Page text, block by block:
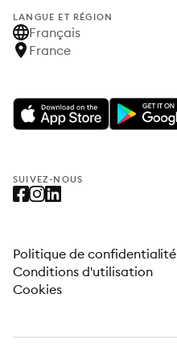
LANGUE ET RÉGION
Français
France
SUIVEZ-NOUS
Politique de confidentialité
Conditions d'utilisation
Cookies